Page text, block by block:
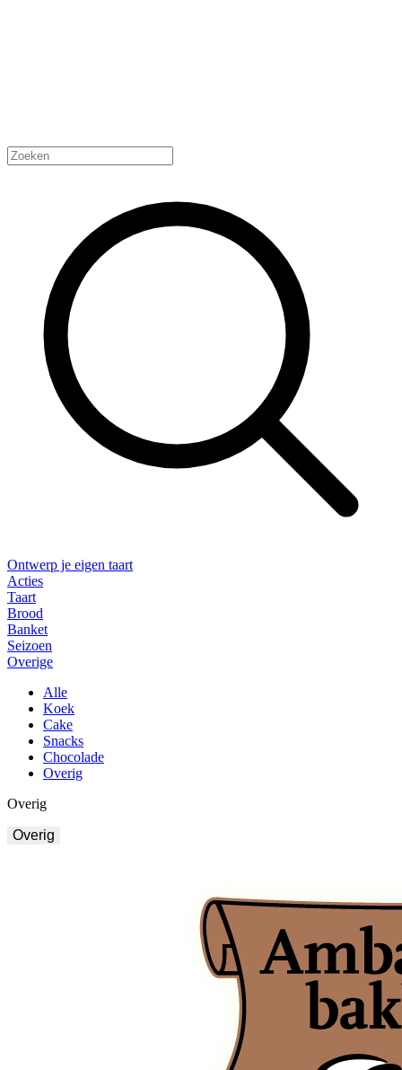
Ontwerp je eigen taart
Acties
Taart
Brood
Banket
Seizoen
Overige
Alle
Koek
Cake
Snacks
Chocolade
Overig
Overig
Overig